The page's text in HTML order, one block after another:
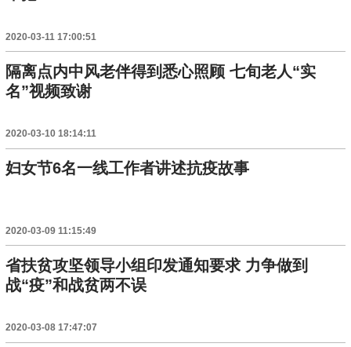
2020-03-11 17:00:51
隔离点内中风老伴得到悉心照顾 七旬老人“实
名”视频致谢
2020-03-10 18:14:11
妇女节6名一线工作者讲述抗疫故事
2020-03-09 11:15:49
省扶贫攻坚领导小组印发通知要求 力争做到
战“疫”和战贫两不误
2020-03-08 17:47:07